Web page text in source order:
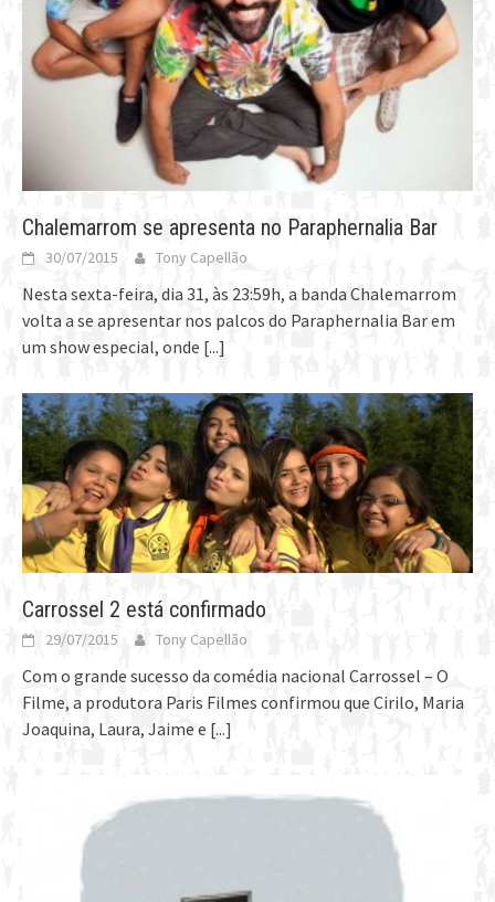
Chalemarrom se apresenta no Paraphernalia Bar
30/07/2015 Tony Capellão
Nesta sexta-feira, dia 31, às 23:59h, a banda Chalemarrom
volta a se apresentar nos palcos do Paraphernalia Bar em
um show especial, onde [...]
Carrossel 2 está confirmado
29/07/2015 Tony Capellão
Com o grande sucesso da comédia nacional Carrossel – O
Filme, a produtora Paris Filmes confirmou que Cirilo, Maria
Joaquina, Laura, Jaime e [...]